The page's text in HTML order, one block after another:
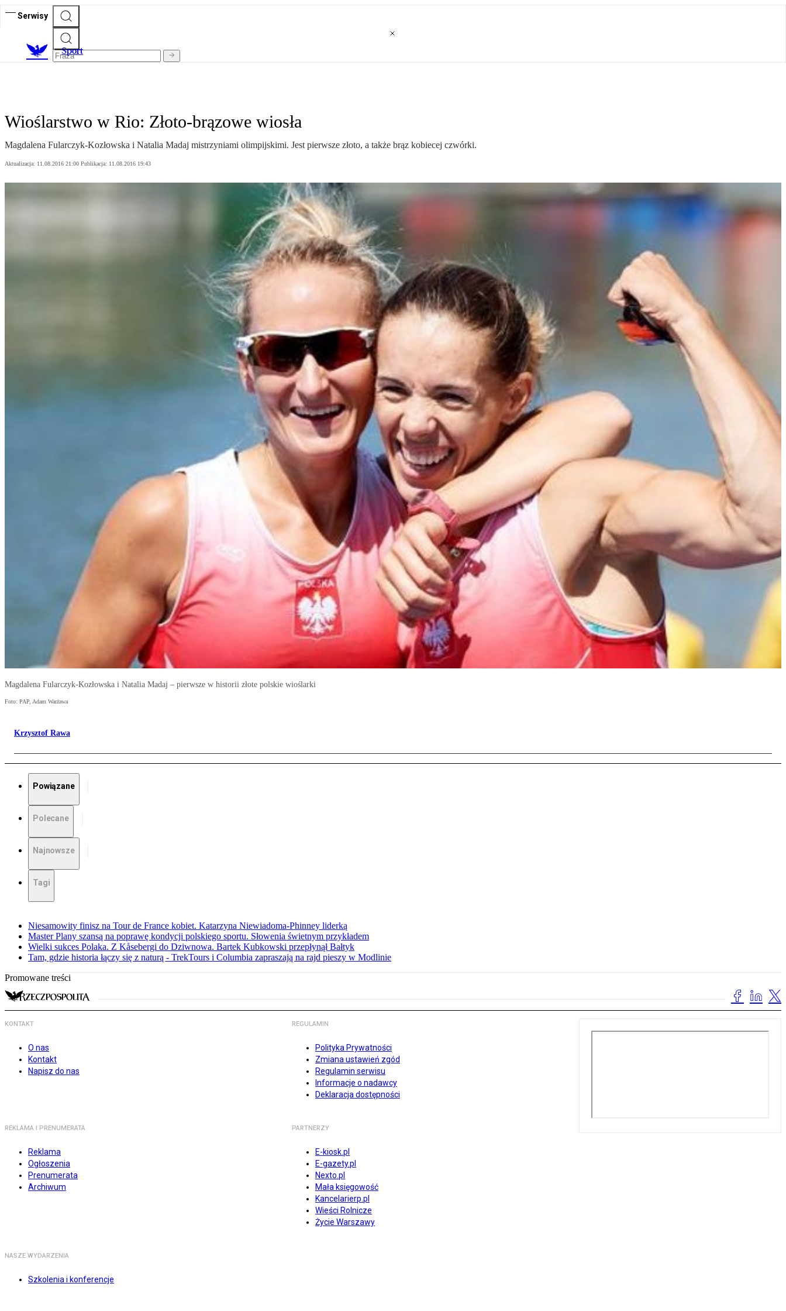
Serwisy
Sport
Wioślarstwo w Rio: Złoto-brązowe wiosła
Magdalena Fularczyk-Kozłowska i Natalia Madaj mistrzyniami olimpijskimi. Jest pierwsze złoto, a także brąz kobiecej czwórki.
Aktualizacja: 11.08.2016 21:00 Publikacja: 11.08.2016 19:43
Magdalena Fularczyk-Kozłowska i Natalia Madaj – pierwsze w historii złote polskie wioślarki
Foto: PAP, Adam Warżawa
Krzysztof Rawa
Powiązane
Polecane
Najnowsze
Tagi
Niesamowity finisz na Tour de France kobiet. Katarzyna Niewiadoma-Phinney liderką
Master Plany szansą na poprawę kondycji polskiego sportu. Słowenia świetnym przykładem
Wielki sukces Polaka. Z Kåsebergi do Dziwnowa. Bartek Kubkowski przepłynął Bałtyk
Tam, gdzie historia łączy się z naturą - TrekTours i Columbia zapraszają na rajd pieszy w Modlinie
Promowane treści
KONTAKT
O nas
Kontakt
Napisz do nas
REGULAMIN
Polityka Prywatności
Zmiana ustawień zgód
Regulamin serwisu
Informacje o nadawcy
Deklaracja dostępności
REKLAMA I PRENUMERATA
Reklama
Ogłoszenia
Prenumerata
Archiwum
PARTNERZY
E-kiosk.pl
E-gazety.pl
Nexto.pl
Mała księgowość
Kancelarierp.pl
Wieści Rolnicze
Życie Warszawy
NASZE WYDARZENIA
Szkolenia i konferencje